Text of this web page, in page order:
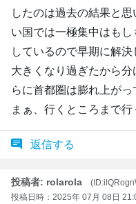
したのは過去の結果と
い国では一極集中はも
しているので早期に解決
大きくなり過ぎたから
らに首都圏は膨れ上がっ
まぁ、行くところまで行
返信する
投稿者: rolarola
投稿日時：2025年 07月 08日